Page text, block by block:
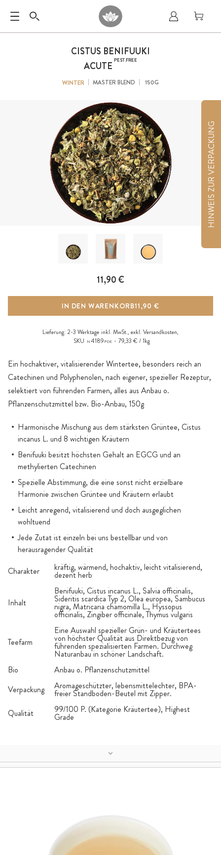
HINWEIS ZUR VERPACKUNG
CISTUS BENIFUUKI
ACUTEPEST.FREE
WINTER MASTER BLEND 150G
Ein hochaktiver, vitalisierender Wintertee, besonders reich an
Catechinen und Polyphenolen, nach eigener, spezieller Rezeptur,
selektiert von führenden Farmen, alles aus Anbau o.
Pflanzenschutzmittel bzw. Bio-Anbau, 150g
Harmonische Mischung aus dem stärksten Grüntee, Cistus
incanus L. und 8 wichtigen Kräutern
Benifuuki besitzt höchsten Gehalt an EGCG und an
methylierten Catechinen
Spezielle Abstimmung, die eine sonst nicht erzielbare
Harmonie zwischen Grüntee und Kräutern erlaubt
Leicht anregend, vitalisierend und doch ausgeglichen
wohltuend
Jede Zutat ist einzeln bei uns bestellbar und von
herausragender Qualität
Charakter
kräftig, wärmend, hochaktiv, leicht vitalisierend,
dezent herb
Inhalt
Benifuuki, Cistus incanus L., Salvia officinalis,
Sideritis scardica Typ 2, Olea europea, Sambucus
nigra, Matricaria chamomilla L., Hyssopus
officinalis, Zingiber officinale, Thymus vulgaris
Teefarm
Eine Auswahl spezieller Grün- und Kräutertees
von höchster Qualität aus Direktbezug von
führenden spezialisierten Farmen. Durchweg
Naturanbau in schöner Landschaft.
Bio
Anbau o. Pflanzenschutzmittel
Verpackung
Aromageschützter, lebensmittelechter, BPA-
freier Standboden-Beutel mit Zipper.
Qualität
99/100 P. (Kategorie Kräutertee), Highest
Grade
11,90 €
IN DEN WARENKORB11,90 €
Lieferung: 2-3 Werktage inkl. MwSt., exkl. Versandkosten,
SKU
N4189 PDE 79,33 € / 1kg